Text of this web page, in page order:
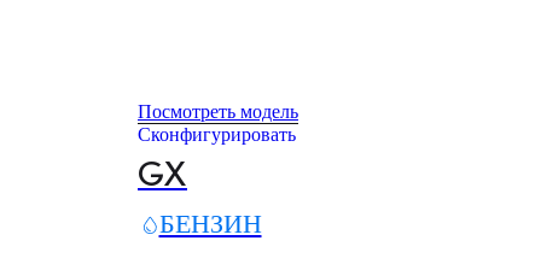
Посмотреть модель
Сконфигурировать
GX
БЕНЗИН